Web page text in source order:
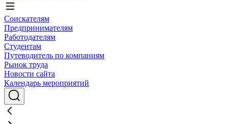
Соискателям
Предпринимателям
Работодателям
Студентам
Путеводитель по компаниям
Рынок труда
Новости сайта
Календарь мероприятий